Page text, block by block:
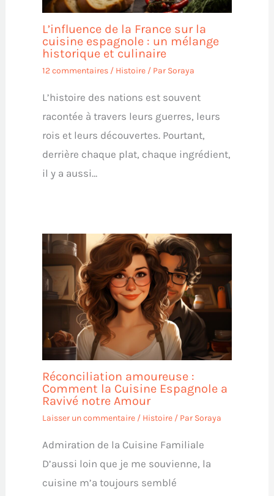
L’influence de la France sur la
cuisine espagnole : un mélange
historique et culinaire
12 commentaires / Histoire/ Par Soraya
L’histoire des nations est souvent
racontée à travers leurs guerres, leurs
rois et leurs découvertes. Pourtant,
derrière chaque plat, chaque ingrédient,
il y a aussi…
Réconciliation amoureuse :
Comment la Cuisine Espagnole a
Ravivé notre Amour
Laisser un commentaire / Histoire/ Par Soraya
Admiration de la Cuisine Familiale
D’aussi loin que je me souvienne, la
cuisine m’a toujours semblé